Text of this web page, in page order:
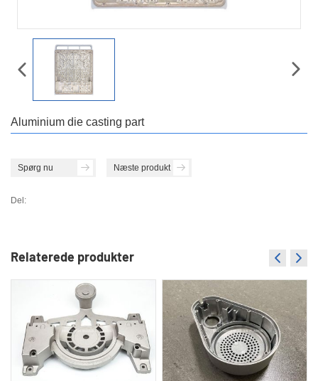
Aluminium die casting part
Spørg nu Næste produkt
Del:
Relaterede produkter